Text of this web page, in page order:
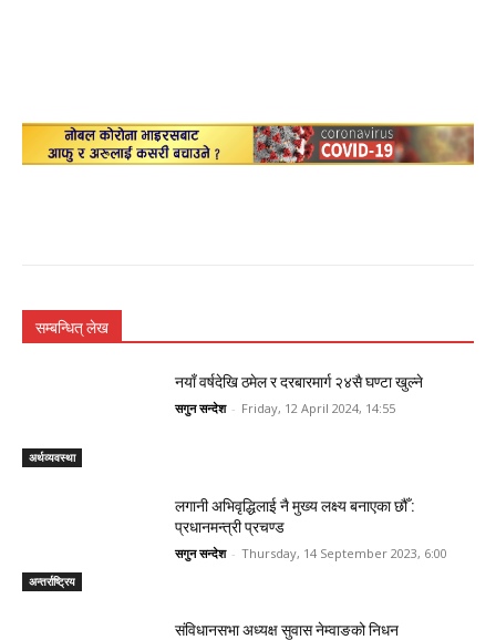
सम्बन्धित् लेख
अर्थव्यवस्था
नयाँ वर्षदेखि ठमेल र दरबारमार्ग २४सै घण्टा खुल्ने
सगुन सन्देश - Friday, 12 April 2024, 14:55
अन्तर्राष्ट्रिय
लगानी अभिवृद्धिलाई नै मुख्य लक्ष्य बनाएका छौँ :
प्रधानमन्त्री प्रचण्ड
सगुन सन्देश - Thursday, 14 September 2023, 6:00
संविधानसभा अध्यक्ष सुवास नेम्वाङको निधन